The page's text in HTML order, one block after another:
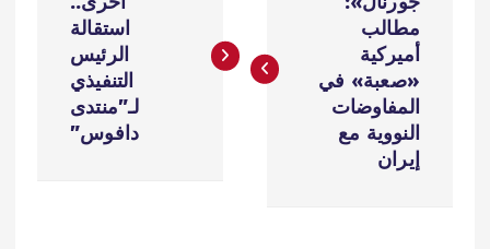
مطالب
أميركية
«صعبة» في
المفاوضات
النووية مع
إيران
استقالة
الرئيس
التنفيذي
لـ"منتدى
دافوس"